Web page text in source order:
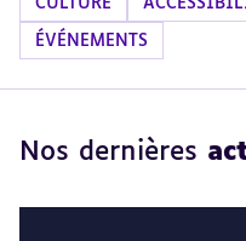
CULTURE
ÉVÉNEMENTS
Nos dernières